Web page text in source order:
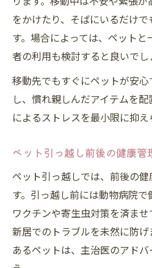
をかけたり、そばにいるだけ
す。場合によっては、ペット
者の利用も検討すると良いでし
移動先でもすぐにペットが安
し、慣れ親しんだアイテムを
によるストレスを最小限に抑え
ペット引っ越し前後の健康管
ペット引っ越しでは、前後の
す。引っ越し前には動物病院
ワクチンや寄生虫対策を済ま
新居でのトラブルを未然に防
あるペットは、主治医のアド